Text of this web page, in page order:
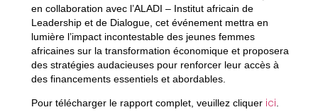
en collaboration avec l’ALADI – Institut africain de
Leadership et de Dialogue, cet événement mettra en
lumière l’impact incontestable des jeunes femmes
africaines sur la transformation économique et proposera
des stratégies audacieuses pour renforcer leur accès à
des financements essentiels et abordables.
Pour télécharger le rapport complet, veuillez cliquer ici.